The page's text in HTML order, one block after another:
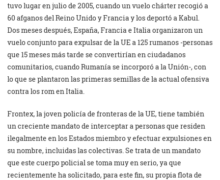
tuvo lugar en julio de 2005, cuando un vuelo chárter recogió a
60 afganos del Reino Unido y Francia y los deportó a Kabul.
Dos meses después, España, Francia e Italia organizaron un
vuelo conjunto para expulsar de la UE a 125 rumanos -personas
que 15 meses más tarde se convertirían en ciudadanos
comunitarios, cuando Rumanía se incorporó a la Unión-, con
lo que se plantaron las primeras semillas de la actual ofensiva
contra los rom en Italia.
Frontex, la joven policía de fronteras de la UE, tiene también
un creciente mandato de interceptar a personas que residen
ilegalmente en los Estados miembro y efectuar expulsiones en
su nombre, incluidas las colectivas. Se trata de un mandato
que este cuerpo policial se toma muy en serio, ya que
recientemente ha solicitado, para este fin, su propia flota de